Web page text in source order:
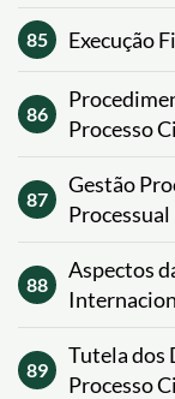
85 Execução
86
Processo
87
Gestão
Processual
88
Aspectos
89
Tutela dos
Processo